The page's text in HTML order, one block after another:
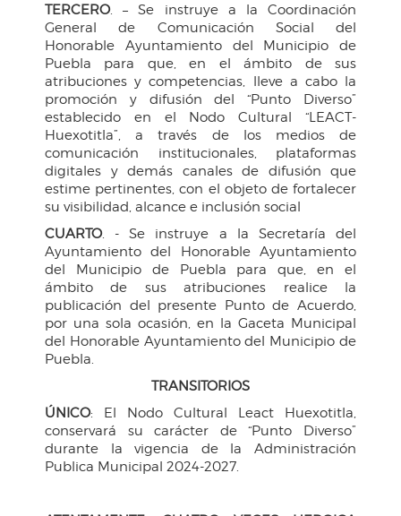
TERCERO. – Se instruye a la Coordinación
General de Comunicación Social del
Honorable Ayuntamiento del Municipio de
Puebla para que, en el ámbito de sus
atribuciones y competencias, lleve a cabo la
promoción y difusión del “Punto Diverso”
establecido en el Nodo Cultural “LEACT-
Huexotitla”, a través de los medios de
comunicación institucionales, plataformas
digitales y demás canales de difusión que
estime pertinentes, con el objeto de fortalecer
su visibilidad, alcance e inclusión social
CUARTO. - Se instruye a la Secretaría del
Ayuntamiento del Honorable Ayuntamiento
del Municipio de Puebla para que, en el
ámbito de sus atribuciones realice la
publicación del presente Punto de Acuerdo,
por una sola ocasión, en la Gaceta Municipal
del Honorable Ayuntamiento del Municipio de
Puebla.
TRANSITORIOS
ÚNICO: El Nodo Cultural Leact Huexotitla,
conservará su carácter de “Punto Diverso”
durante la vigencia de la Administración
Publica Municipal 2024-2027.